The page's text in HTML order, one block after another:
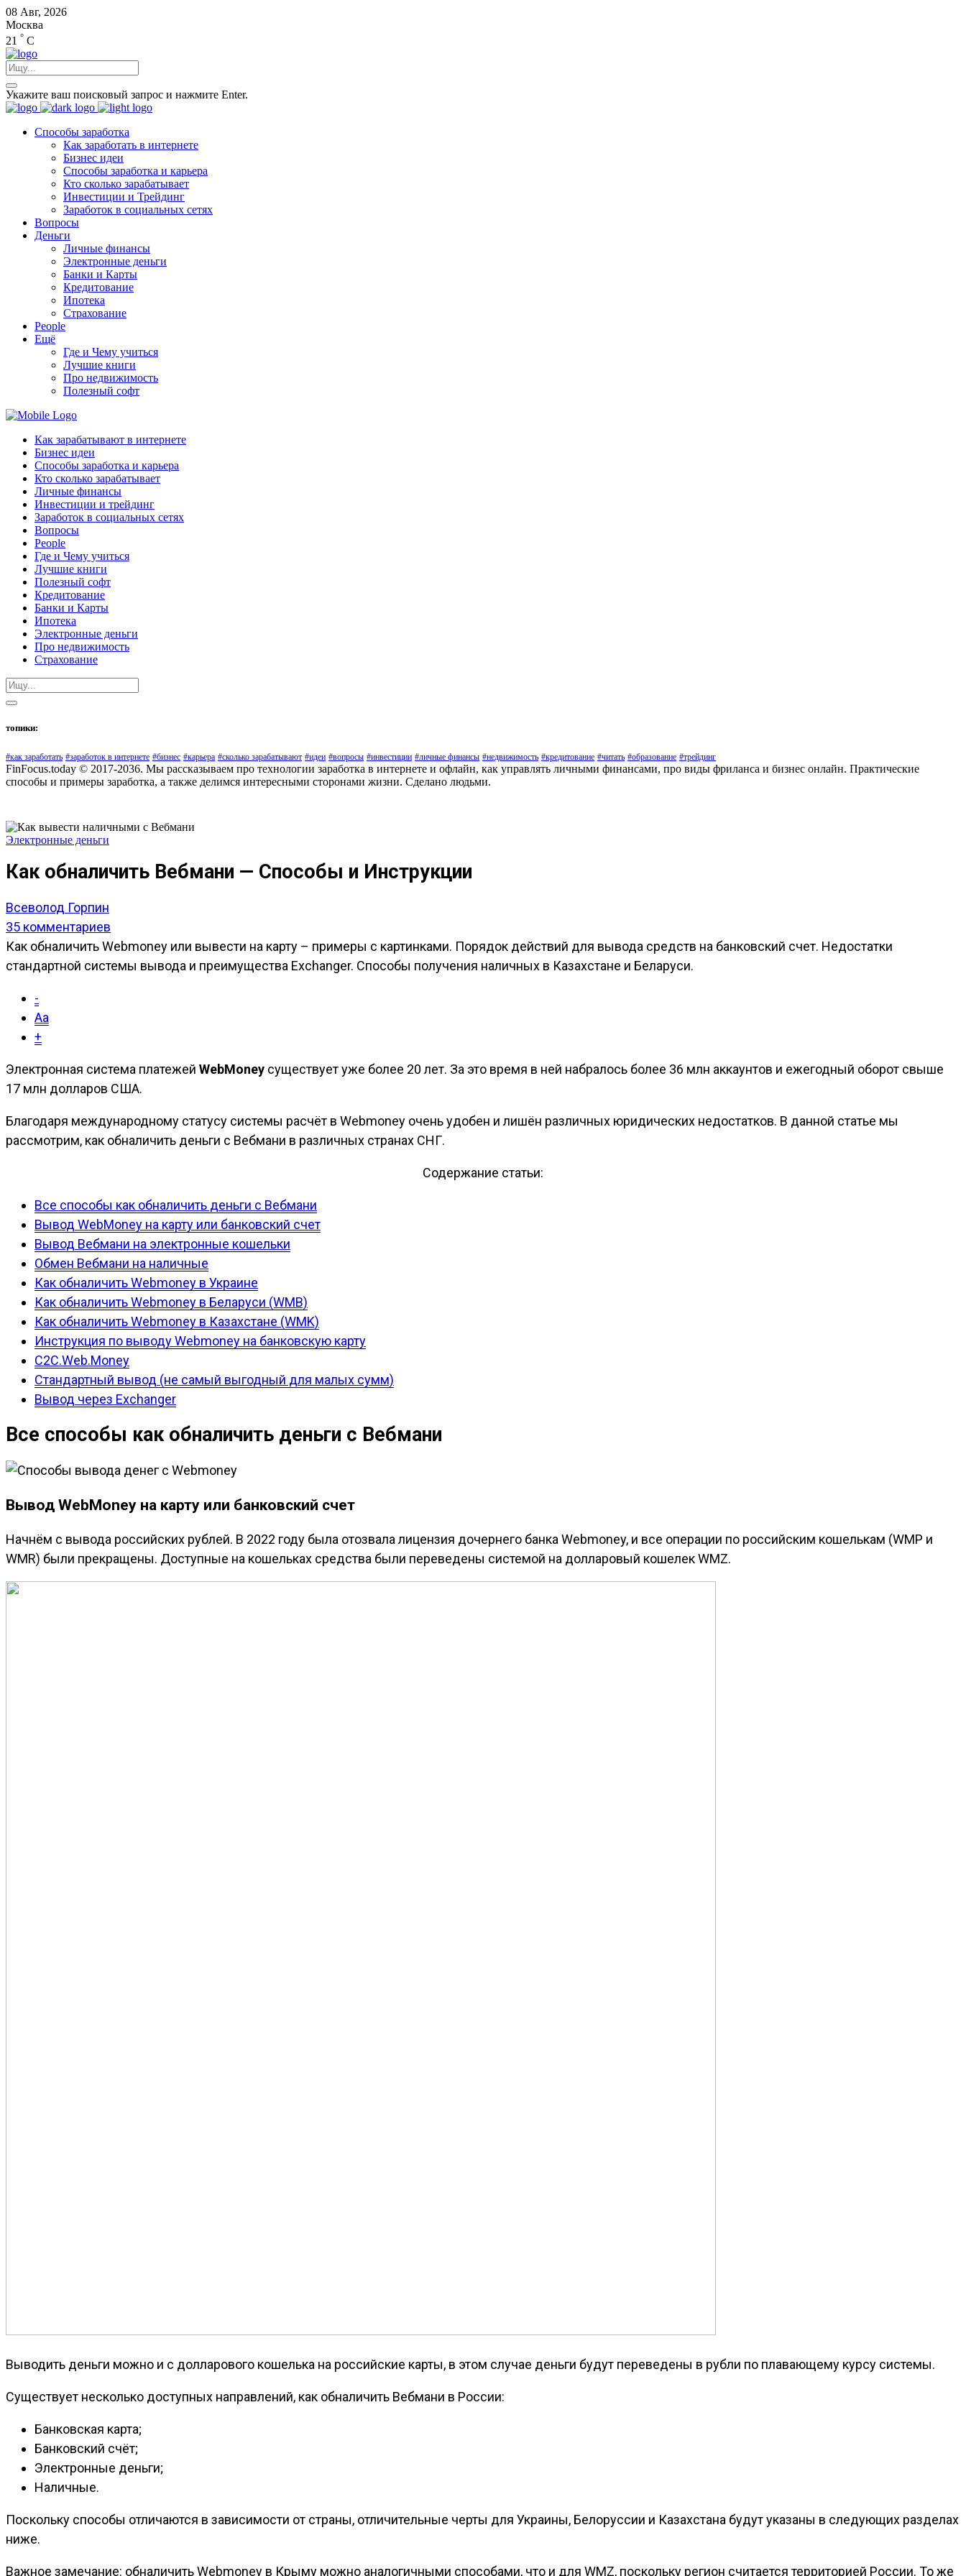
08 Авг, 2026
Москва
21 ° C
Укажите ваш поисковый запрос и нажмите Enter.
Способы заработка
Как заработать в интернете
Бизнес идеи
Способы заработка и карьера
Кто сколько зарабатывает
Инвестиции и Трейдинг
Заработок в социальных сетях
Вопросы
Деньги
Личные финансы
Электронные деньги
Банки и Карты
Кредитование
Ипотека
Страхование
People
Ещё
Где и Чему учиться
Лучшие книги
Про недвижимость
Полезный софт
Как зарабатывают в интернете
Бизнес идеи
Способы заработка и карьера
Кто сколько зарабатывает
Личные финансы
Инвестиции и трейдинг
Заработок в социальных сетях
Вопросы
People
Где и Чему учиться
Лучшие книги
Полезный софт
Кредитование
Банки и Карты
Ипотека
Электронные деньги
Про недвижимость
Страхование
топики:
#как заработать #заработок в интернете #бизнес #карьера #сколько зарабатывают #идеи #вопросы #инвестиции #личные финансы #недвижимость #кредитование #читать #образование #трейдинг
FinFocus.today © 2017-2036. Мы рассказываем про технологии заработка в интернете и офлайн, как управлять личными финансами, про виды фриланса и бизнес онлайн. Практические
способы и примеры заработка, а также делимся интересными сторонами жизни. Сделано людьми.
Электронные деньги
Как обналичить Вебмани — Способы и Инструкции
Всеволод Горпин
35 комментариев
Как обналичить Webmoney или вывести на карту – примеры с картинками. Порядок действий для вывода средств на банковский счет. Недостатки
стандартной системы вывода и преимущества Exchanger. Способы получения наличных в Казахстане и Беларуси.
-
Aa
+
Электронная система платежей WebMoney существует уже более 20 лет. За это время в ней набралось более 36 млн аккаунтов и ежегодный оборот свыше
17 млн долларов США.
Благодаря международному статусу системы расчёт в Webmoney очень удобен и лишён различных юридических недостатков. В данной статье мы
рассмотрим, как обналичить деньги с Вебмани в различных странах СНГ.
Содержание статьи:
Все способы как обналичить деньги с Вебмани
Вывод WebMoney на карту или банковский счет
Вывод Вебмани на электронные кошельки
Обмен Вебмани на наличные
Как обналичить Webmoney в Украине
Как обналичить Webmoney в Беларуси (WMB)
Как обналичить Webmoney в Казахстане (WMK)
Инструкция по выводу Webmoney на банковскую карту
C2C.Web.Money
Стандартный вывод (не самый выгодный для малых сумм)
Вывод через Exchanger
Все способы как обналичить деньги с Вебмани
Вывод WebMoney на карту или банковский счет
Начнём с вывода российских рублей. В 2022 году была отозвала лицензия дочернего банка Webmoney, и все операции по российским кошелькам (WMP и
WMR) были прекращены. Доступные на кошельках средства были переведены системой на долларовый кошелек WMZ.
Выводить деньги можно и с долларового кошелька на российские карты, в этом случае деньги будут переведены в рубли по плавающему курсу системы.
Существует несколько доступных направлений, как обналичить Вебмани в России:
Банковская карта;
Банковский счёт;
Электронные деньги;
Наличные.
Поскольку способы отличаются в зависимости от страны, отличительные черты для Украины, Белоруссии и Казахстана будут указаны в следующих разделах
ниже.
Важное замечание: обналичить Webmoney в Крыму можно аналогичными способами, что и для WMZ, поскольку регион считается территорией России. То же